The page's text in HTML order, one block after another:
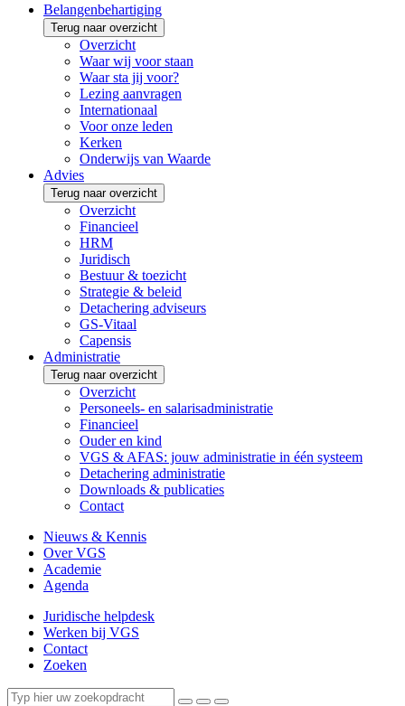
Belangenbehartiging
Terug naar overzicht
Overzicht
Waar wij voor staan
Waar sta jij voor?
Lezing aanvragen
Internationaal
Voor onze leden
Kerken
Onderwijs van Waarde
Advies
Terug naar overzicht
Overzicht
Financieel
HRM
Juridisch
Bestuur & toezicht
Strategie & beleid
Detachering adviseurs
GS-Vitaal
Capensis
Administratie
Terug naar overzicht
Overzicht
Personeels- en salarisadministratie
Financieel
Ouder en kind
VGS & AFAS: jouw administratie in één systeem
Detachering administratie
Downloads & publicaties
Contact
Nieuws & Kennis
Over VGS
Academie
Agenda
Juridische helpdesk
Werken bij VGS
Contact
Zoeken